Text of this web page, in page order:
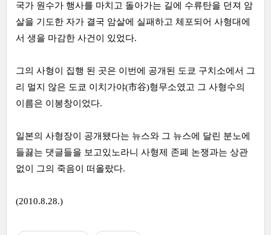
국가 원수가 행사를 마치고 돌아가는 길에 수류탄을 던져 암
살을 기도한 자가 결국 암살에 실패하고 체포되어 사형대에
서 생을 마감한 사건이 있었다.
그의 사형이 집행 된 곳은 이번에 공개된 도쿄 구치소에서 그
리 멀지 않은 도쿄 이치가야(市谷)형무소였고 그 사형수의
이름은 이봉창이었다.
일본의 사형장이 공개됐다는 뉴스와 그 뉴스에 달린 분노에
들끓는 댓글들을 보고있노라니 사형제 존폐 논쟁과는 상관
없이 그의 죽음이 떠올랐다.
(2010.8.28.)